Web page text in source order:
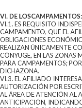
VI. DE LOSCAMPAMENTOS:
VI.1. ES REQUISITO
CAMPAMENTO, QUE EL
OBLIGACIONES
REALIZAN ÚNICAMENTE
CÓNYUGE, EN LAS ZONAS
PARA CAMPAMENTOS;
DICHAZONA.
VI.3. EL AFILIADO
AUTORIZACIÓN POR
AL ÁREA DE ATENCIÓN AL
ANTICIPACIÓN,